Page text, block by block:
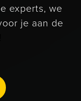
experts, we
je aan de